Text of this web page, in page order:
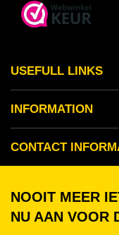
USEFULL LINKS
INFORMATION
CONTACT
NOOIT MEER
NU AAN VOOR